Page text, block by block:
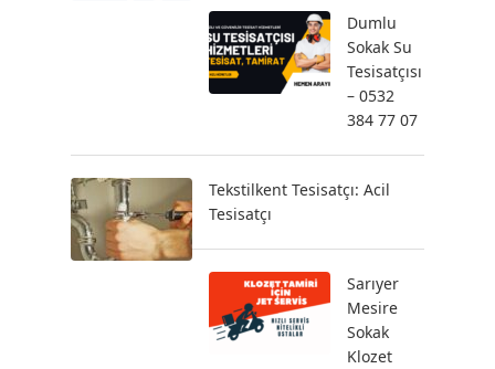
Dumlu
Sokak Su
Tesisatçısı
– 0532
384 77 07
Tekstilkent Tesisatçı: Acil
Tesisatçı
Sarıyer
Mesire
Sokak
Klozet